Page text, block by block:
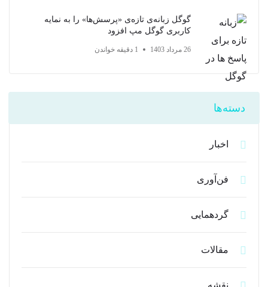
گوگل زبانه‌ی تازه‌ی «پرسش‌ها» را به نمایه
کاربری گوگل مپ افزود
26 مرداد 1403 1 دقیقه خواندن
دسته‌ها
اخبار
فن‌آوری
گردهمایی
مقالات
نقشه